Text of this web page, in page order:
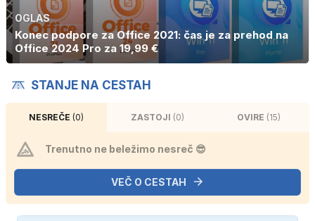
OGLAS
Konec podpore za Office 2021: čas je za prehod na
Office 2024 Pro za 19,99 €
STANJE NA CESTAH
NESREČE (0) ZASTOJI (0) OVIRE (15)
Trenutno ne beležimo nesreč 😎
VEČ O CESTAH